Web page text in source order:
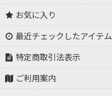
お気に入り
最近チェックしたアイテム
特定商取引法表示
ご利用案内